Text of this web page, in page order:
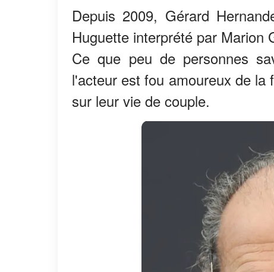
Depuis 2009, Gérard
Huguette interprété par Marion
Ce que peu de personnes
l'acteur est fou amoureux de
sur leur vie de couple.